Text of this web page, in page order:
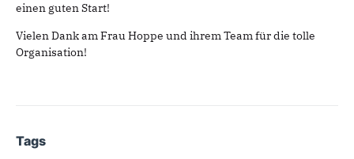
einen guten Start!
Vielen Dank am Frau Hoppe und ihrem Team für die tolle
Organisation!
Tags